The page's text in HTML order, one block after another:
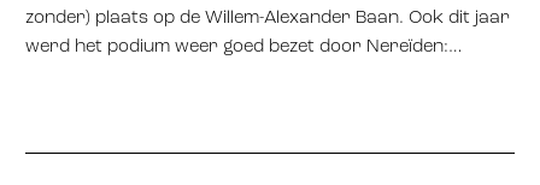
zonder) plaats op de Willem-Alexander Baan. Ook dit jaar
werd het podium weer goed bezet door Nereïden:…